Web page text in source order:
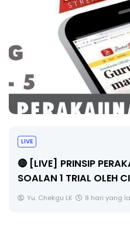
LIVE
🔴 [LIVE] PRINSIP
SOALAN 1 TRIAL OLEH
Yu. Chekgu LK 8 hari yang